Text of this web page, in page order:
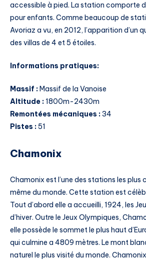
accessible à pied. La station comporte
pour enfants. Comme beaucoup de
Avoriaz a vu, en 2012, l’apparition d’un
des villas de 4 et 5 étoiles.
Informations pratiques:
Massif :Massif de la Vanoise
Altitude :1800m-2430m
Remontées mécaniques :34
Pistes :51
Chamonix
Chamonix est l’une des stations les plus
même du monde. Cette station est
Tout d’abord elle a accueilli, 1924, les
d’hiver. Outre le Jeux Olympiques,
elle possède le sommet le plus haut
qui culmine a 4809 mètres. Le mont
naturel le plus visité du monde.